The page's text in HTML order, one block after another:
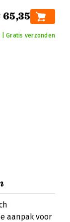
65,35
| Gratis verzonden
aanpak voor